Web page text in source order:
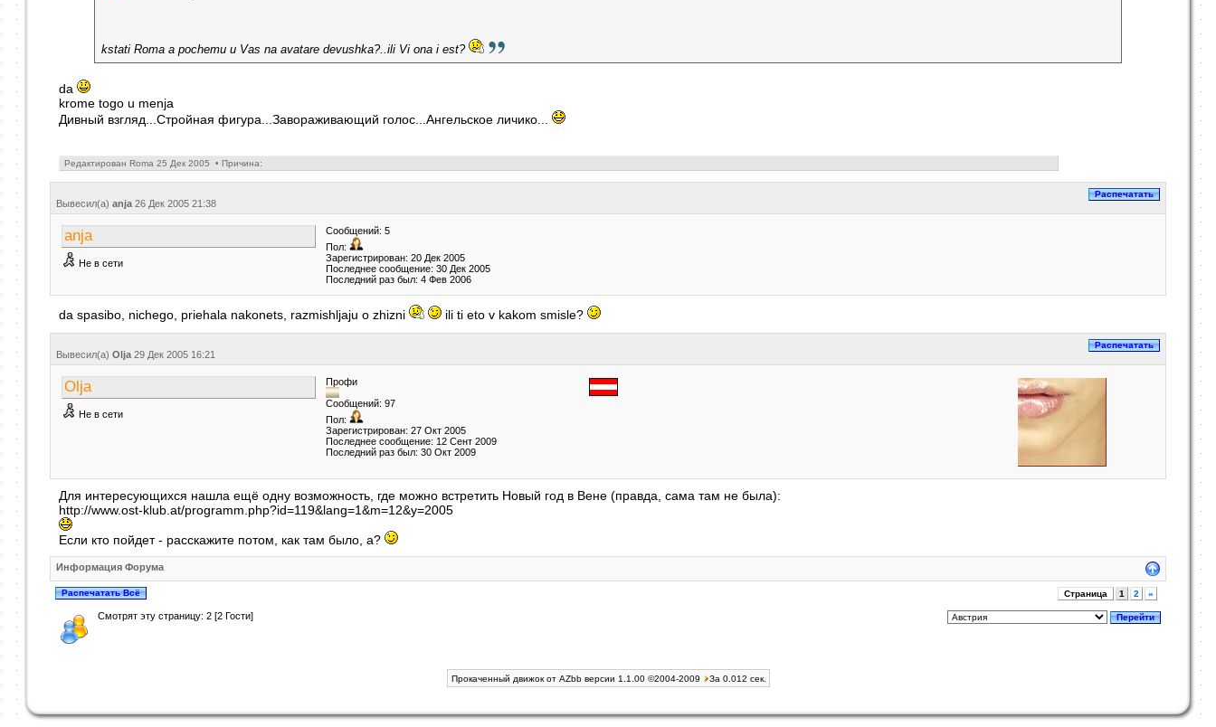
kstati Roma a pochemu u Vas na avatare devushka?..ili Vi ona i est?
da
krome togo u menja
Дивный взгляд...Стройная фигура...Завораживающий голос...Ангельское личико...
Редактирован Roma 25 Дек 2005 • Причина:
Вывесил(a) anja26 Дек 2005 21:38
anja
Не в сети
Сообщений: 5
Пол:
Зарегистрирован: 20 Дек 2005
Последнее сообщение: 30 Дек 2005
Последний раз был: 4 Фев 2006
da spasibo, nichego, priehala nakonets, razmishljaju o zhizni ili ti eto v kakom smisle?
Вывесил(a) Olja29 Дек 2005 16:21
Olja
Не в сети
Профи
Сообщений: 97
Пол:
Зарегистрирован: 27 Окт 2005
Последнее сообщение: 12 Сент 2009
Последний раз был: 30 Окт 2009
Для интересующихся нашла ещё одну возможность, где можно встретить Новый год в Вене (правда, сама там не была):
http://www.ost-klub.at/programm.php?id=119&lang=1&m=12&y=2005
Если кто пойдет - расскажите потом, как там было, а?
Информация Форума
Страница 1 2 »
Смотрят эту страницу: 2 [2 Гости]
Прокаченный движок от AZbb версии 1.1.00 ©2004-2009 За 0.012 сек.